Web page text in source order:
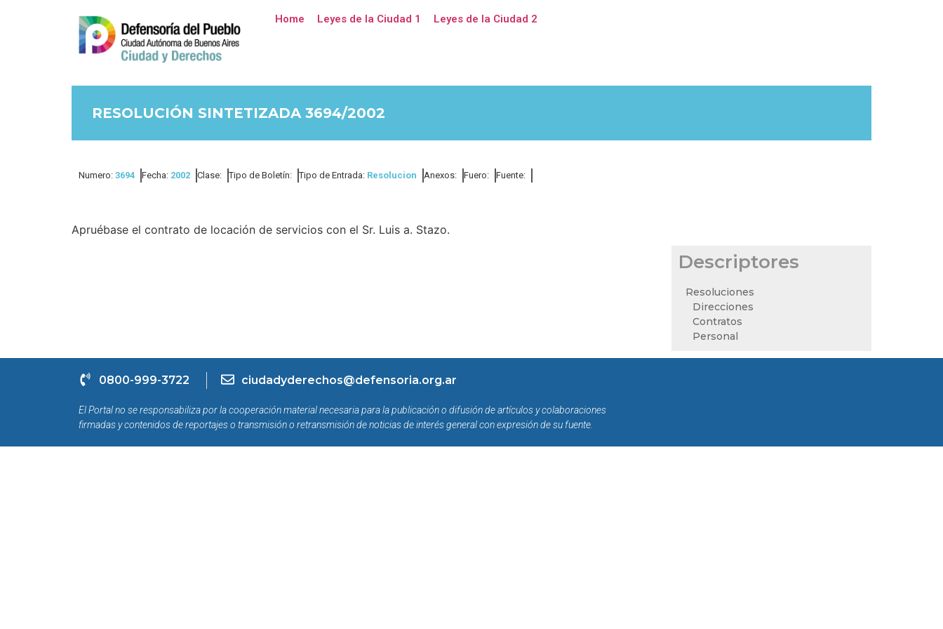
Home Leyes de la Ciudad 1 Leyes de la Ciudad 2
RESOLUCIÓN SINTETIZADA 3694/2002
Numero: 3694 Fecha: 2002 Clase: Tipo de Boletín: Tipo de Entrada: Resolucion Anexos: Fuero: Fuente:
Apruébase el contrato de locación de servicios con el Sr. Luis a. Stazo.
Descriptores
Resoluciones
Direcciones
Contratos
Personal
0800-999-3722 ciudadyderechos@defensoria.org.ar
El Portal no se responsabiliza por la cooperación material necesaria para la publicación o difusión de artículos y colaboraciones
firmadas y contenidos de reportajes o transmisión o retransmisión de noticias de interés general con expresión de su fuente.